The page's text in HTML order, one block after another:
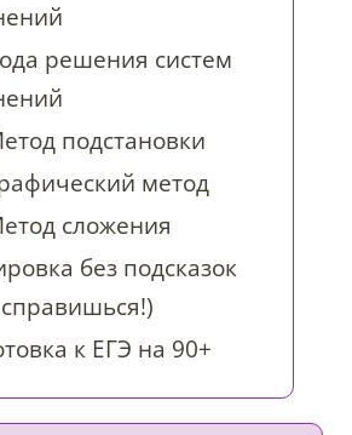
решения систем
подстановки
метод
сложения
без подсказок
к ЕГЭ на 90+